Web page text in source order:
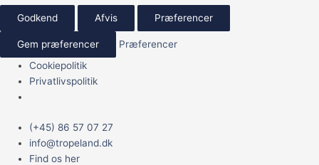
Godkend Afvis Præferencer
Gem præferencer
Præferencer
Cookiepolitik
Privatlivspolitik
(+45) 86 57 07 27
info@tropeland.dk
Find os her
Main
Menu
Cyperus
helferi
antal